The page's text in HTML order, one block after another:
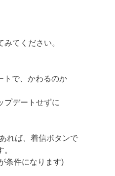
てください。
で、かわるのか
プデートせずに
れば、着信ボタンで
条件になります)